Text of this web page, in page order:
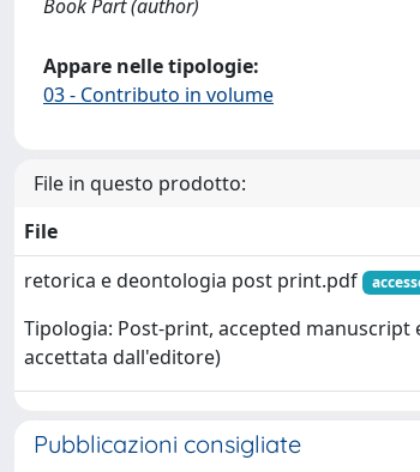
Book Part (author)
Appare nelle tipologie:
03 - Contributo in volume
File in questo prodotto:
File
retorica e deontologia post print.pdf
Tipologia: Post-print, accepted manuscript
accettata dall'editore)
Pubblicazioni consigliate